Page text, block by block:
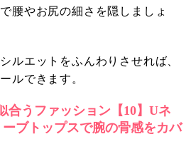
腰やお尻の細さを隠しましょ
ルエットをふんわりさせれば、
ルできます。
合うファッション【10】Uネ
ブトップスで腕の骨感をカバ